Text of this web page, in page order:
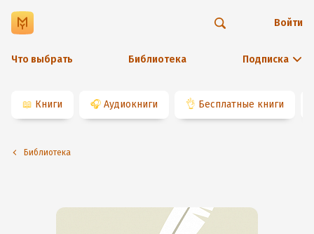
Что выбрать Библиотека Подписка
Войти
📖 Книги 🎧 Аудиокниги 👌 Бесплатные книги
Библиотека